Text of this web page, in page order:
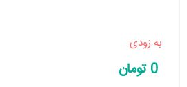
به زودی
0 تومان